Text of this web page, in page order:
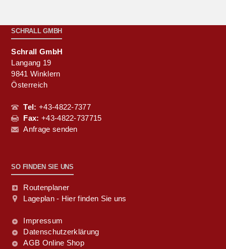
SCHRALL GMBH
Schrall GmbH
Langang 19
9841 Winklern
Österreich
Tel: +43-4822-7377
Fax: +43-4822-737715
Anfrage senden
SO FINDEN SIE UNS
Routenplaner
Lageplan - Hier finden Sie uns
Impressum
Datenschutzerklärung
AGB Online Shop